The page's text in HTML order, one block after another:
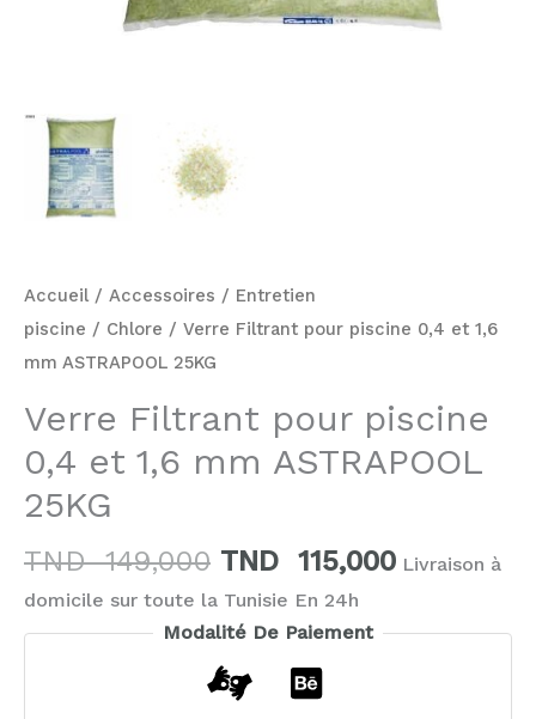
Accueil / Accessoires / Entretien
piscine / Chlore / Verre Filtrant pour piscine 0,4 et 1,6
mm ASTRAPOOL 25KG
Verre Filtrant pour piscine
0,4 et 1,6 mm ASTRAPOOL
25KG
TND149,000 TND 115,000 Livraison à
domicile sur toute la Tunisie En 24h
Modalité De Paiement